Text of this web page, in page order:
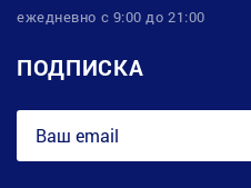
ежедневно с 9:00 до 21:00
ПОДПИСКА